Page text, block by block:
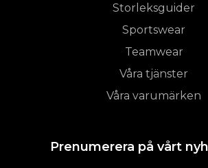
Storleksguider
Sportswear
Teamwear
Våra tjänster
Våra varumärken
Prenumerera på vårt